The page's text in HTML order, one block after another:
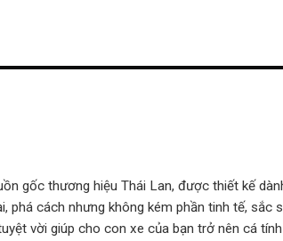
gốc thương hiệu Thái Lan, được thiết kế
phá cách nhưng không kém phần tinh tế, sắc
vời giúp cho con xe của bạn trở nên cá